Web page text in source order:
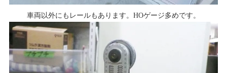
車両以外にもレールもあります。HOゲージ多めです。